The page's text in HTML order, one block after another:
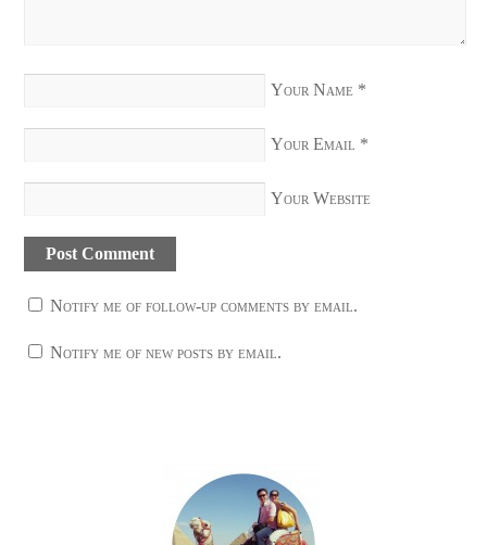
Your Name *
Your Email *
Your Website
Notify me of follow-up comments by email.
Notify me of new posts by email.